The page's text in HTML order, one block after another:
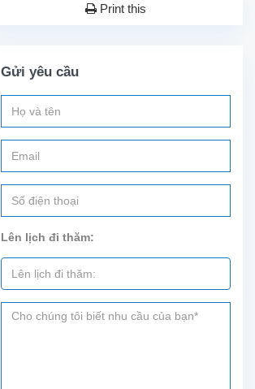
Print this
Gửi yêu cầu
Lên lịch đi thăm: